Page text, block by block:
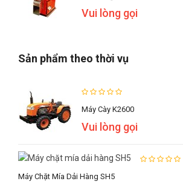
Vui lòng gọi
Sản phẩm theo thời vụ
Máy Cày K2600
Vui lòng gọi
Máy Chặt Mía Dải Hàng SH5